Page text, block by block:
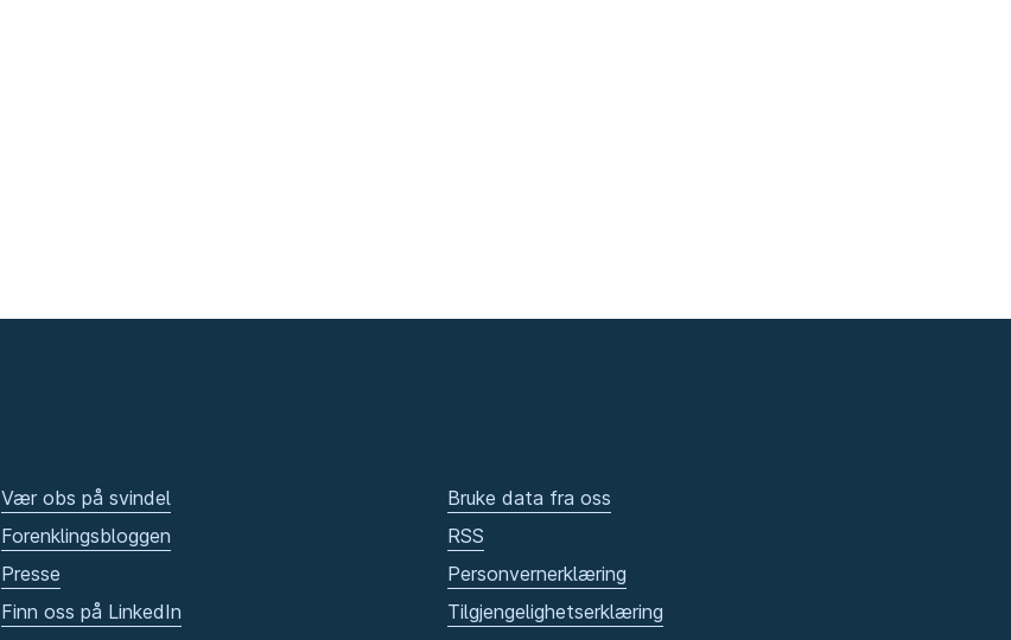
Vær obs på svindel
Forenklingsbloggen
Presse
Finn oss på LinkedIn
Bruke data fra oss
RSS
Personvernerklæring
Tilgjengelighetserklæring